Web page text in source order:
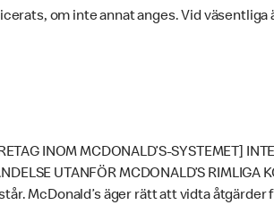
om inte annat anges. Vid
INOM MCDONALD’S-SYSTEMET]
UTANFÖR MCDONALD’S
McDonald’s äger rätt att vidta åtgärder